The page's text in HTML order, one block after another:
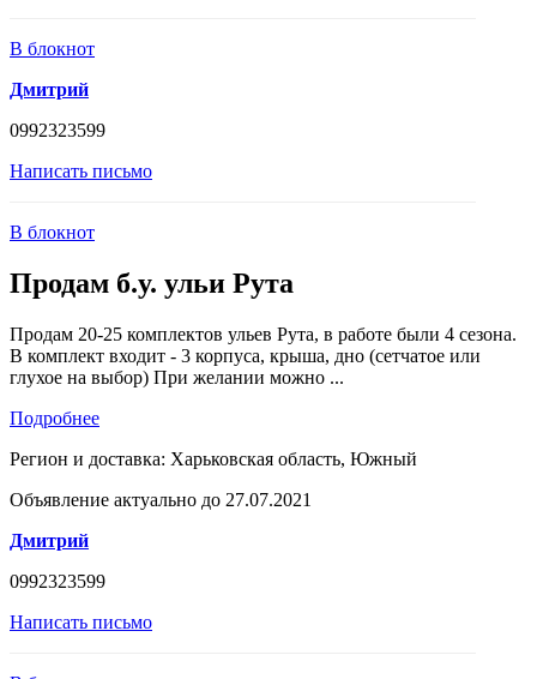
В блокнот
Дмитрий
0992323599
Написать письмо
В блокнот
Продам б.у. ульи Рута
Продам 20-25 комплектов ульев Рута, в работе были 4 сезона.
В комплект входит - 3 корпуса, крыша, дно (сетчатое или
глухое на выбор) При желании можно ...
Подробнее
Регион и доставка: Харьковская область, Южный
Объявление актуально до 27.07.2021
Дмитрий
0992323599
Написать письмо